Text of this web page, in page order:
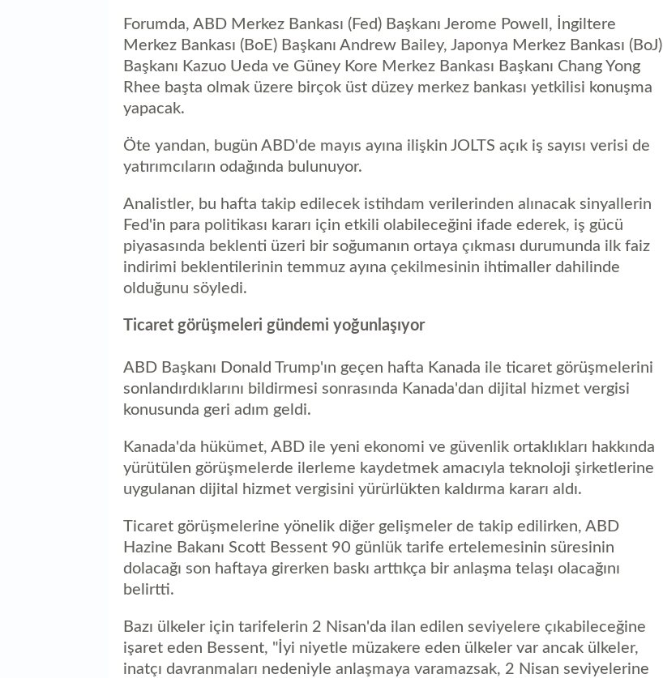
Forumda, ABD Merkez Bankası (Fed) Başkanı Jerome Powell, İngiltere
Merkez Bankası (BoE) Başkanı Andrew Bailey, Japonya Merkez Bankası (BoJ)
Başkanı Kazuo Ueda ve Güney Kore Merkez Bankası Başkanı Chang Yong
Rhee başta olmak üzere birçok üst düzey merkez bankası yetkilisi konuşma
yapacak.
Öte yandan, bugün ABD'de mayıs ayına ilişkin JOLTS açık iş sayısı verisi de
yatırımcıların odağında bulunuyor.
Analistler, bu hafta takip edilecek istihdam verilerinden alınacak sinyallerin
Fed'in para politikası kararı için etkili olabileceğini ifade ederek, iş gücü
piyasasında beklenti üzeri bir soğumanın ortaya çıkması durumunda ilk faiz
indirimi beklentilerinin temmuz ayına çekilmesinin ihtimaller dahilinde
olduğunu söyledi.
Ticaret görüşmeleri gündemi yoğunlaşıyor
ABD Başkanı Donald Trump'ın geçen hafta Kanada ile ticaret görüşmelerini
sonlandırdıklarını bildirmesi sonrasında Kanada'dan dijital hizmet vergisi
konusunda geri adım geldi.
Kanada'da hükümet, ABD ile yeni ekonomi ve güvenlik ortaklıkları hakkında
yürütülen görüşmelerde ilerleme kaydetmek amacıyla teknoloji şirketlerine
uygulanan dijital hizmet vergisini yürürlükten kaldırma kararı aldı.
Ticaret görüşmelerine yönelik diğer gelişmeler de takip edilirken, ABD
Hazine Bakanı Scott Bessent 90 günlük tarife ertelemesinin süresinin
dolacağı son haftaya girerken baskı arttıkça bir anlaşma telaşı olacağını
belirtti.
Bazı ülkeler için tarifelerin 2 Nisan'da ilan edilen seviyelere çıkabileceğine
işaret eden Bessent, "İyi niyetle müzakere eden ülkeler var ancak ülkeler,
inatçı davranmaları nedeniyle anlaşmaya varamazsak, 2 Nisan seviyelerine